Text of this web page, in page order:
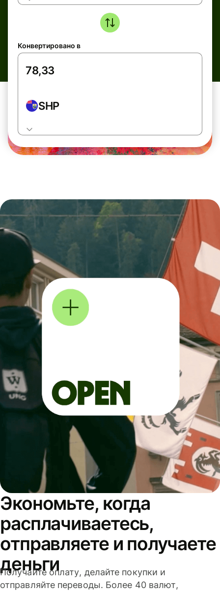
Конвертировано в
SHP
Экономьте, когда
расплачиваетесь,
отправляете и получаете
деньги
Получайте оплату, делайте покупки и
отправляйте переводы. Более 40 валют,